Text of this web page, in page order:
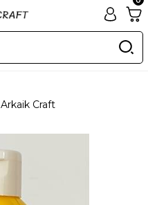
Arkaik Craft